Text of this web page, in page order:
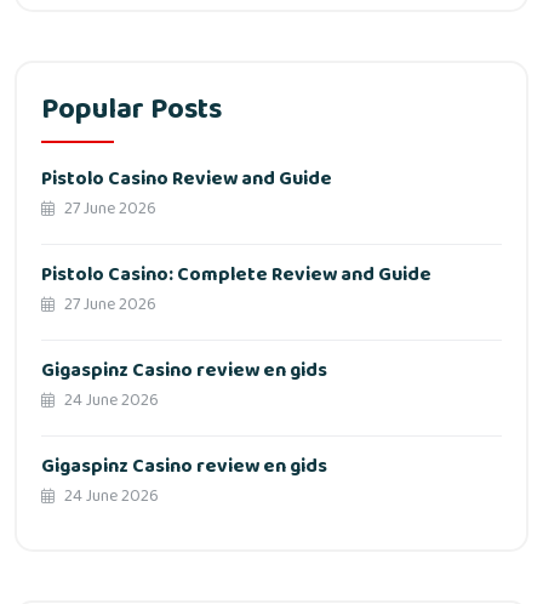
Popular Posts
Pistolo Casino Review and Guide
27 June 2026
Pistolo Casino: Complete Review and Guide
27 June 2026
Gigaspinz Casino review en gids
24 June 2026
Gigaspinz Casino review en gids
24 June 2026